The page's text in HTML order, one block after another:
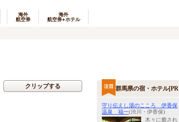
海外
航空券
海外
航空券+ホテル
クリップする 群馬県の宿・ホテル
守り伝えし湯のこころ 伊香保
温泉 福一(渋川・伊香保)
木々に癒され